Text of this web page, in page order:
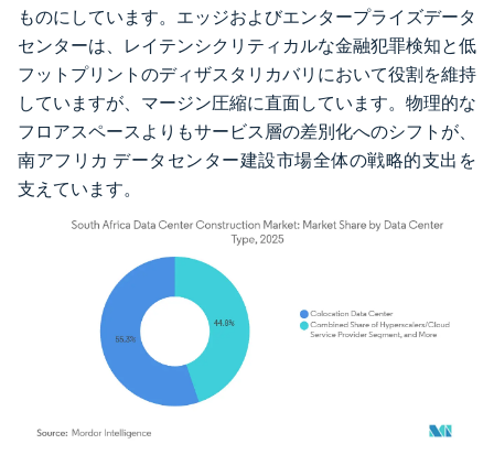
ものにしています。エッジおよびエンタープライズデータ
センターは、レイテンシクリティカルな金融犯罪検知と低
フットプリントのディザスタリカバリにおいて役割を維持
していますが、マージン圧縮に直面しています。物理的な
フロアスペースよりもサービス層の差別化へのシフトが、
南アフリカ データセンター建設市場全体の戦略的支出を
支えています。